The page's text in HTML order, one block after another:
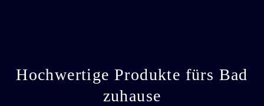
Hochwertige Produkte fürs Bad
zuhause